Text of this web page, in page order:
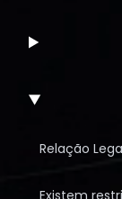
Relação
Existem